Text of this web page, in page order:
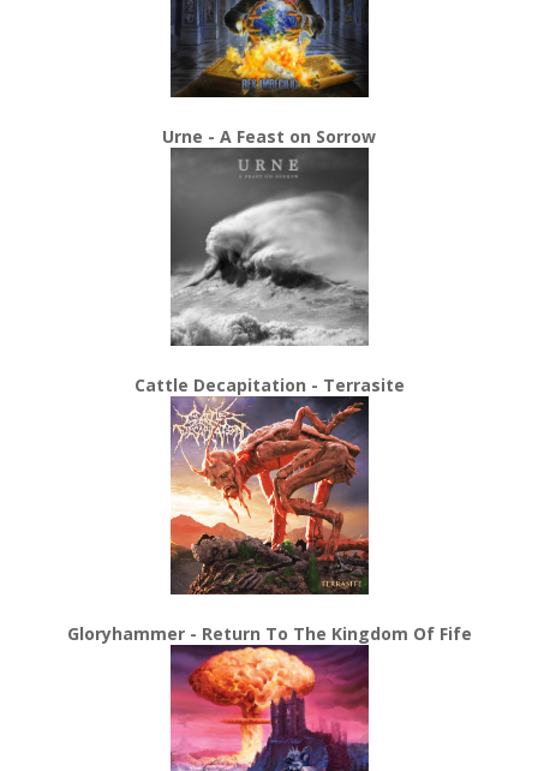
Urne - A Feast on Sorrow
Cattle Decapitation - Terrasite
Gloryhammer - Return To The Kingdom Of Fife